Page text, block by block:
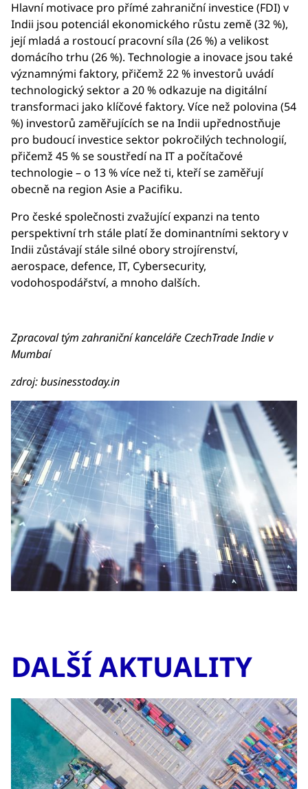
Hlavní motivace pro přímé zahraniční investice (FDI) v
Indii jsou potenciál ekonomického růstu země (32 %),
její mladá a rostoucí pracovní síla (26 %) a velikost
domácího trhu (26 %). Technologie a inovace jsou také
významnými faktory, přičemž 22 % investorů uvádí
technologický sektor a 20 % odkazuje na digitální
transformaci jako klíčové faktory. Více než polovina (54
%) investorů zaměřujících se na Indii upřednostňuje
pro budoucí investice sektor pokročilých technologií,
přičemž 45 % se soustředí na IT a počítačové
technologie – o 13 % více než ti, kteří se zaměřují
obecně na region Asie a Pacifiku.
Pro české společnosti zvažující expanzi na tento
perspektivní trh stále platí že dominantními sektory v
Indii zůstávají stále silné obory strojírenství,
aerospace, defence, IT, Cybersecurity,
vodohospodářství, a mnoho dalších.
Zpracoval tým zahraniční kanceláře CzechTrade Indie v
Mumbaí
zdroj: businesstoday.in
DALŠÍ AKTUALITY